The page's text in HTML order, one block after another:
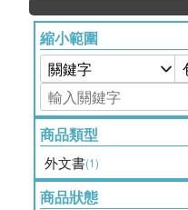
縮小範圍
商品類型
外文書(1)
商品狀態